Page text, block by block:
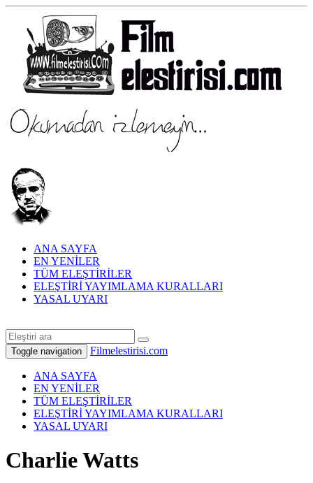
ANA SAYFA
EN YENİLER
TÜM ELEŞTİRİLER
ELEŞTİRİ YAYIMLAMA KURALLARI
YASAL UYARI
Toggle navigation Filmelestirisi.com
ANA SAYFA
EN YENİLER
TÜM ELEŞTİRİLER
ELEŞTİRİ YAYIMLAMA KURALLARI
YASAL UYARI
Charlie Watts